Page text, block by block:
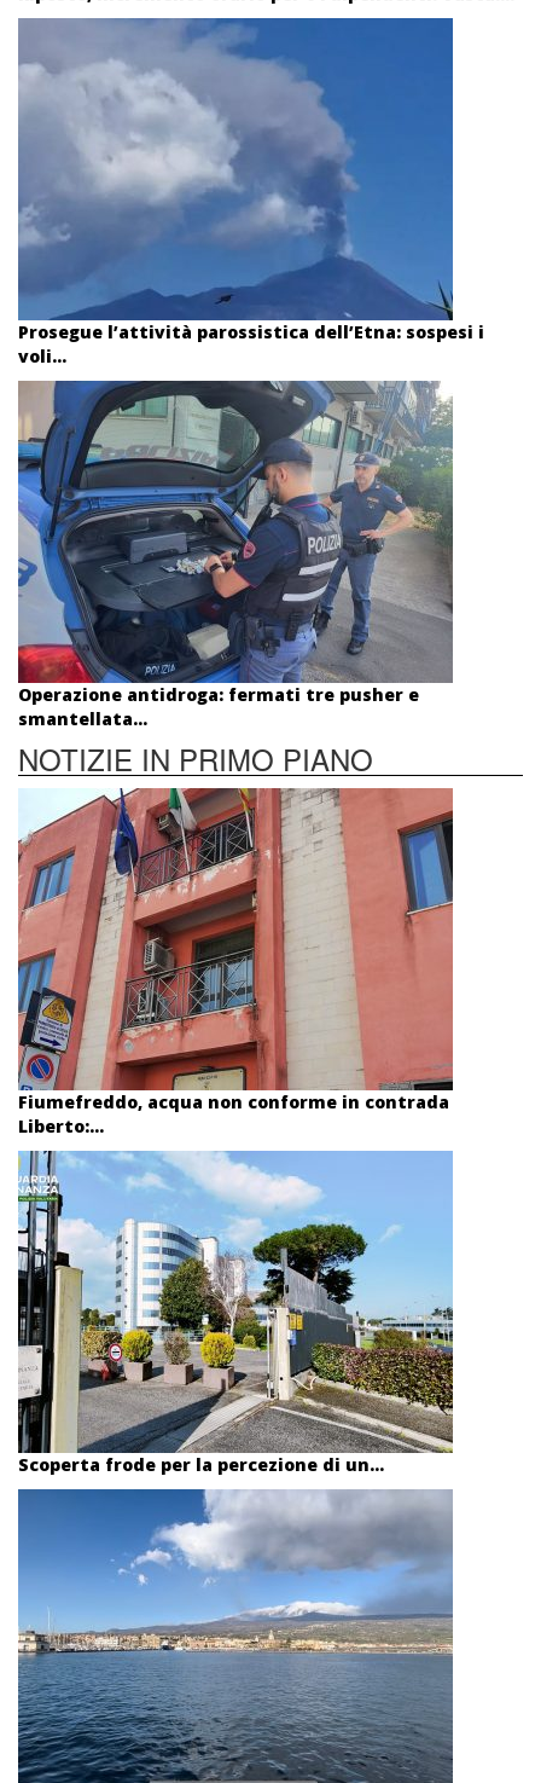
Prosegue l’attività parossistica dell’Etna: sospesi i
voli...
Operazione antidroga: fermati tre pusher e
smantellata...
NOTIZIE IN PRIMO PIANO
Fiumefreddo, acqua non conforme in contrada
Liberto:...
Scoperta frode per la percezione di un...